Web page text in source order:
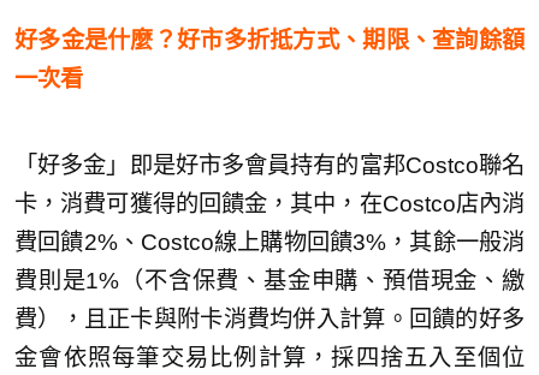
好多金是什麼？好市多折抵方式、期限、查詢餘額
一次看
「好多金」即是好市多會員持有的富邦Costco聯名
卡，消費可獲得的回饋金，其中，在Costco店內消
費回饋2%、Costco線上購物回饋3%，其餘一般消
費則是1%（不含保費、基金申購、預借現金、繳
費），且正卡與附卡消費均併入計算。回饋的好多
金會依照每筆交易比例計算，採四捨五入至個位